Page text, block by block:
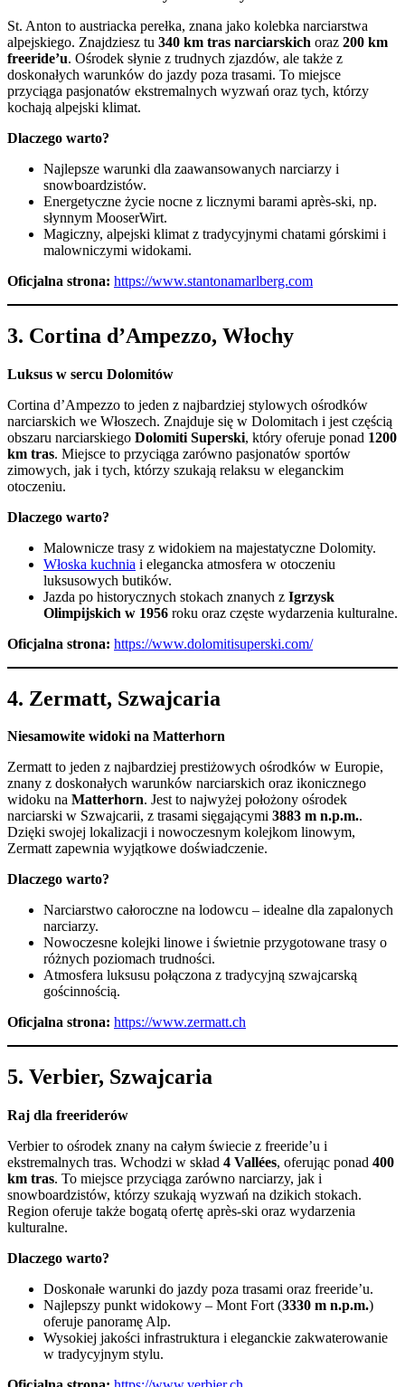
St. Anton to austriacka perełka, znana jako kolebka narciarstwa
alpejskiego. Znajdziesz tu 340 km tras narciarskich oraz 200 km
freeride’u. Ośrodek słynie z trudnych zjazdów, ale także z
doskonałych warunków do jazdy poza trasami. To miejsce
przyciąga pasjonatów ekstremalnych wyzwań oraz tych, którzy
kochają alpejski klimat.
Dlaczego warto?
Najlepsze warunki dla zaawansowanych narciarzy i
snowboardzistów.
Energetyczne życie nocne z licznymi barami après-ski, np.
słynnym MooserWirt.
Magiczny, alpejski klimat z tradycyjnymi chatami górskimi i
malowniczymi widokami.
Oficjalna strona: https://www.stantonamarlberg.com
3. Cortina d’Ampezzo, Włochy
Luksus w sercu Dolomitów
Cortina d’Ampezzo to jeden z najbardziej stylowych ośrodków
narciarskich we Włoszech. Znajduje się w Dolomitach i jest częścią
obszaru narciarskiego Dolomiti Superski, który oferuje ponad 1200
km tras. Miejsce to przyciąga zarówno pasjonatów sportów
zimowych, jak i tych, którzy szukają relaksu w eleganckim
otoczeniu.
Dlaczego warto?
Malownicze trasy z widokiem na majestatyczne Dolomity.
Włoska kuchnia i elegancka atmosfera w otoczeniu
luksusowych butików.
Jazda po historycznych stokach znanych z Igrzysk
Olimpijskich w 1956 roku oraz częste wydarzenia kulturalne.
Oficjalna strona: https://www.dolomitisuperski.com/
4. Zermatt, Szwajcaria
Niesamowite widoki na Matterhorn
Zermatt to jeden z najbardziej prestiżowych ośrodków w Europie,
znany z doskonałych warunków narciarskich oraz ikonicznego
widoku na Matterhorn. Jest to najwyżej położony ośrodek
narciarski w Szwajcarii, z trasami sięgającymi 3883 m n.p.m..
Dzięki swojej lokalizacji i nowoczesnym kolejkom linowym,
Zermatt zapewnia wyjątkowe doświadczenie.
Dlaczego warto?
Narciarstwo całoroczne na lodowcu – idealne dla zapalonych
narciarzy.
Nowoczesne kolejki linowe i świetnie przygotowane trasy o
różnych poziomach trudności.
Atmosfera luksusu połączona z tradycyjną szwajcarską
gościnnością.
Oficjalna strona: https://www.zermatt.ch
5. Verbier, Szwajcaria
Raj dla freeriderów
Verbier to ośrodek znany na całym świecie z freeride’u i
ekstremalnych tras. Wchodzi w skład 4 Vallées, oferując ponad 400
km tras. To miejsce przyciąga zarówno narciarzy, jak i
snowboardzistów, którzy szukają wyzwań na dzikich stokach.
Region oferuje także bogatą ofertę après-ski oraz wydarzenia
kulturalne.
Dlaczego warto?
Doskonałe warunki do jazdy poza trasami oraz freeride’u.
Najlepszy punkt widokowy – Mont Fort (3330 m n.p.m.)
oferuje panoramę Alp.
Wysokiej jakości infrastruktura i eleganckie zakwaterowanie
w tradycyjnym stylu.